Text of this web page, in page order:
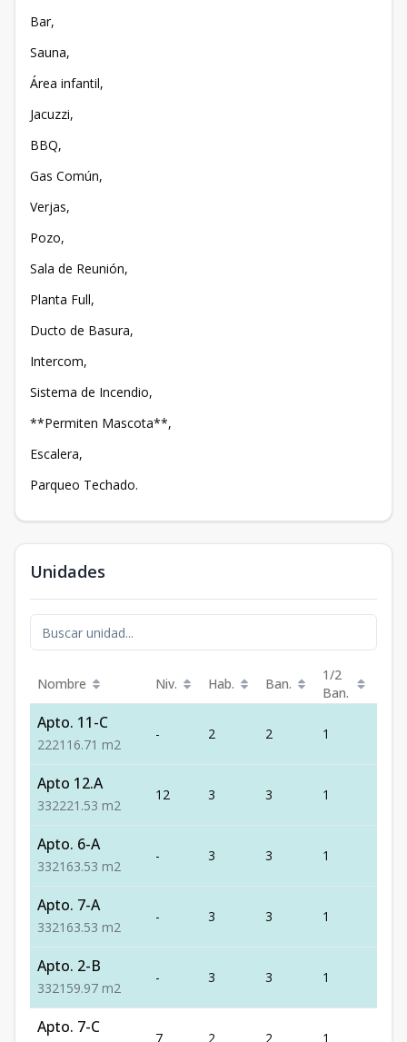
Bar,
Sauna,
Área infantil,
Jacuzzi,
BBQ,
Gas Común,
Verjas,
Pozo,
Sala de Reunión,
Planta Full,
Ducto de Basura,
Intercom,
Sistema de Incendio,
**Permiten Mascota**,
Escalera,
Parqueo Techado.
Unidades
Nombre Niv. Hab. Ban.
1/2
Ban.
Apto. 11-C
222116.71 m2
- 2 2 1
Apto 12.A
332221.53 m2
12 3 3 1
Apto. 6-A
332163.53 m2
- 3 3 1
Apto. 7-A
332163.53 m2
- 3 3 1
Apto. 2-B
332159.97 m2
- 3 3 1
Apto. 7-C
7 2 2 1